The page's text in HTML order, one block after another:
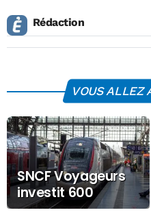
Rédaction
VOUS ALLEZ
SNCF Voyageurs
investit 600
millions d’euros